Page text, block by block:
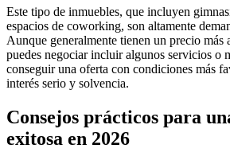
Este tipo de inmuebles, que incluyen
espacios de coworking, son altamente
Aunque generalmente tienen un precio más
puedes negociar incluir algunos servicios o
conseguir una oferta con condiciones más
interés serio y solvencia.
Consejos prácticos para
exitosa en 2026